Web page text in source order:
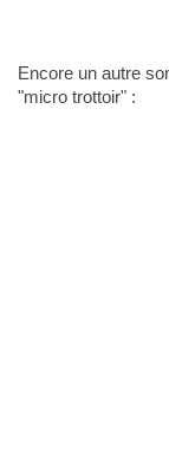
Encore un autre
"micro trottoir" :